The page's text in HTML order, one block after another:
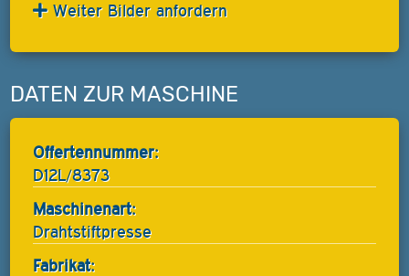
Weiter Bilder anfordern
DATEN ZUR MASCHINE
Offertennummer:
D12L/8373
Maschinenart:
Drahtstiftpresse
Fabrikat: